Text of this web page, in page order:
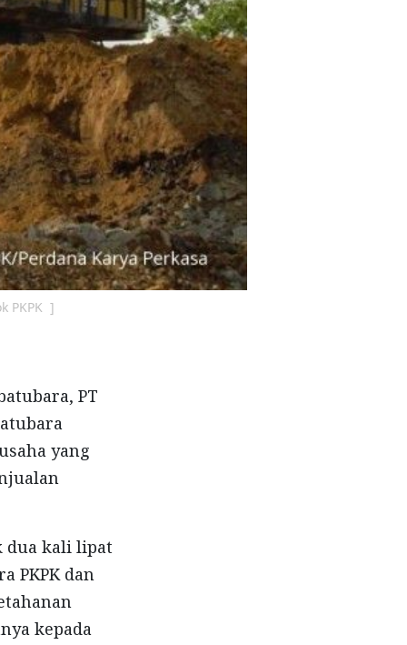
PKPK ]
PT
yang
dua kali lipat
PKPK dan
kepada